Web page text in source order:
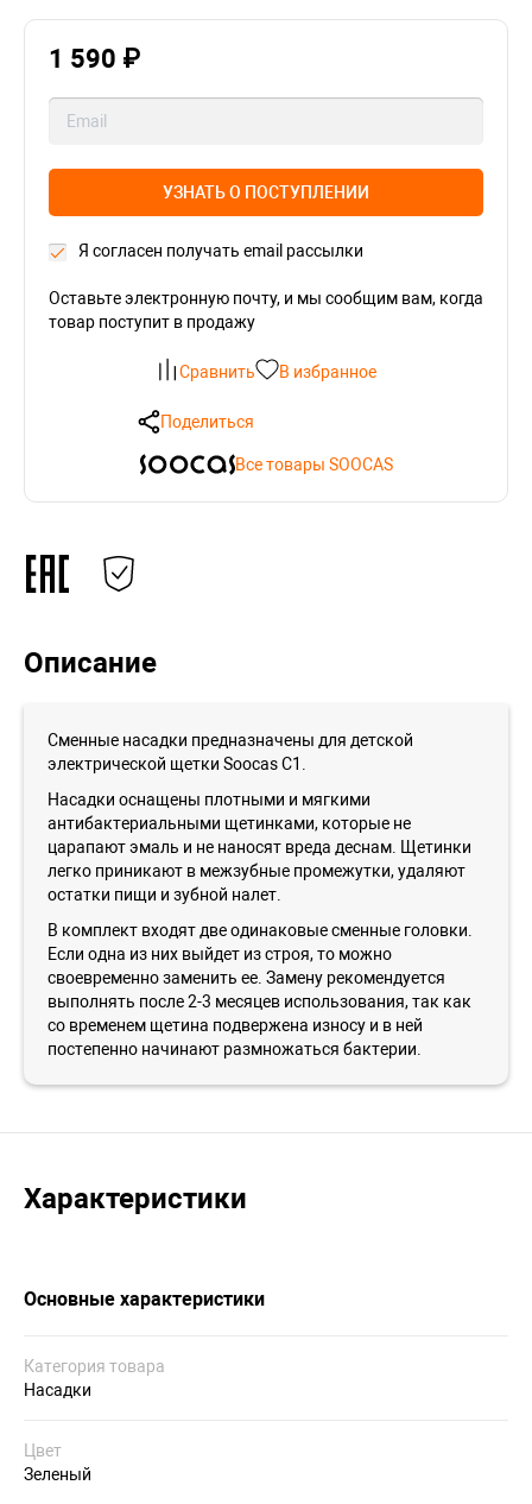
1 590 ₽
УЗНАТЬ О ПОСТУПЛЕНИИ
Я согласен получать email рассылки
Оставьте электронную почту, и мы сообщим вам, когда
товар поступит в продажу
Сравнить В избранное
Поделиться
Все товары SOOCAS
Описание
Сменные насадки предназначены для детской
электрической щетки Soocas C1.
Насадки оснащены плотными и мягкими
антибактериальными щетинками, которые не
царапают эмаль и не наносят вреда деснам. Щетинки
легко приникают в межзубные промежутки, удаляют
остатки пищи и зубной налет.
В комплект входят две одинаковые сменные головки.
Если одна из них выйдет из строя, то можно
своевременно заменить ее. Замену рекомендуется
выполнять после 2-3 месяцев использования, так как
со временем щетина подвержена износу и в ней
постепенно начинают размножаться бактерии.
Характеристики
Основные характеристики
Категория товара
Насадки
Цвет
Зеленый